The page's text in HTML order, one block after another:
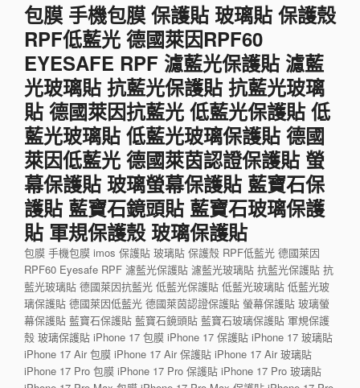
包膜 手機包膜 保護貼 玻璃貼 保護殼
RPF低藍光 德國萊因RPF60
EYESAFE RPF 濾藍光保護貼 濾藍
光玻璃貼 抗藍光保護貼 抗藍光玻璃
貼 德國萊因抗藍光 低藍光保護貼 低
藍光玻璃貼 低藍光玻璃保護貼 德國
萊因低藍光 德國萊茵認證保護貼 螢
幕保護貼 玻璃螢幕保護貼 藍寶石保
護貼 藍寶石鏡頭貼 藍寶石玻璃保護
貼 軍規保護殼 玻璃保護貼
包膜 手機包膜 imos 保護貼 玻璃貼 保護殼 RPF低藍光 德國萊因
RPF60 Eyesafe RPF 濾藍光保護貼 濾藍光玻璃貼 抗藍光保護貼 抗
藍光玻璃貼 德國萊因抗藍光 低藍光保護貼 低藍光玻璃貼 低藍光玻
璃保護貼 德國萊因低藍光 德國萊茵認證保護貼 螢幕保護貼 玻璃螢
幕保護貼 藍寶石保護貼 藍寶石鏡頭貼 藍寶石玻璃保護貼 軍規保護
殼 玻璃保護貼 iPhone 17 包膜 iPhone 17 保護貼 iPhone 17 玻璃貼
iPhone 17 Air 包膜 iPhone 17 Air 保護貼 iPhone 17 Air 玻璃貼
iPhone 17 Pro 包膜 iPhone 17 Pro 保護貼 iPhone 17 Pro 玻璃貼